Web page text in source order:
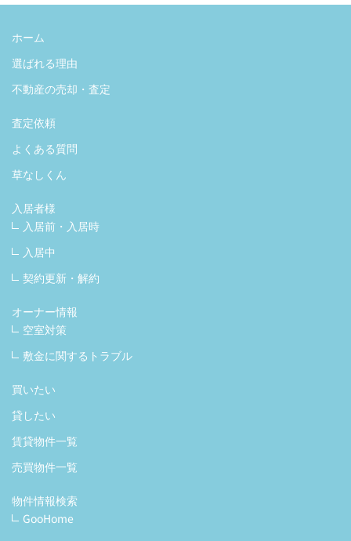
ホーム
選ばれる理由
不動産の売却・査定
査定依頼
よくある質問
草なしくん
入居者様
入居前・入居時
入居中
契約更新・解約
オーナー情報
空室対策
敷金に関するトラブル
買いたい
貸したい
賃貸物件一覧
売買物件一覧
物件情報検索
GooHome